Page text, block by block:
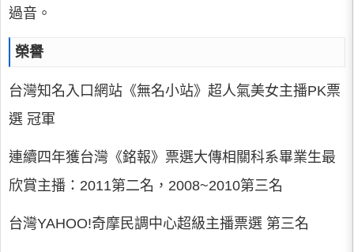
過音。
榮譽
台灣知名入口網站《無名小站》超人氣美女主播PK票
選 冠軍
連續四年獲台灣《銘報》票選大傳相關科系畢業生最
欣賞主播：2011第二名，2008~2010第三名
台灣YAHOO!奇摩民調中心超級主播票選 第三名